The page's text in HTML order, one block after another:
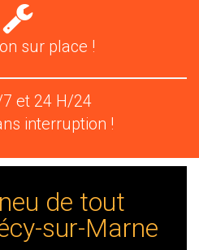
Réparation
pneus
sur place !
et 24 H/24
interruption !
de tout
sur-Marne